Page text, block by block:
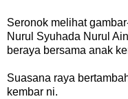
Seronok melihat
Nurul Syuhada Nurul
beraya bersama anak
Suasana raya
kembar ni.